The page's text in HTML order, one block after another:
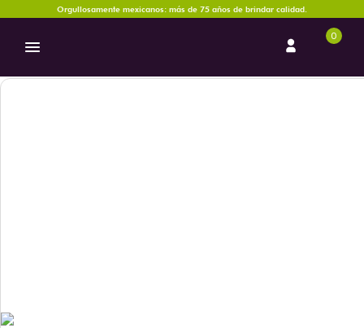
Orgullosamente mexicanos: más de 75 años de brindar calidad.
0